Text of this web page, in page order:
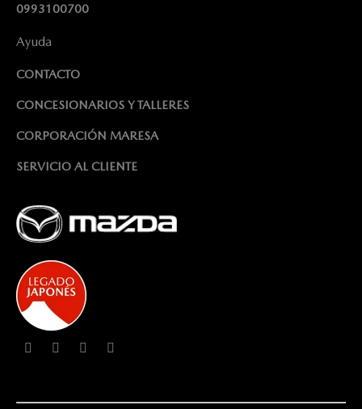
0993100700
Ayuda
CONTACTO
CONCESIONARIOS Y TALLERES
CORPORACIÓN MARESA
SERVICIO AL CLIENTE